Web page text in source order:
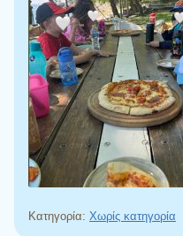
Κατηγορία: Χωρίς κατηγορία